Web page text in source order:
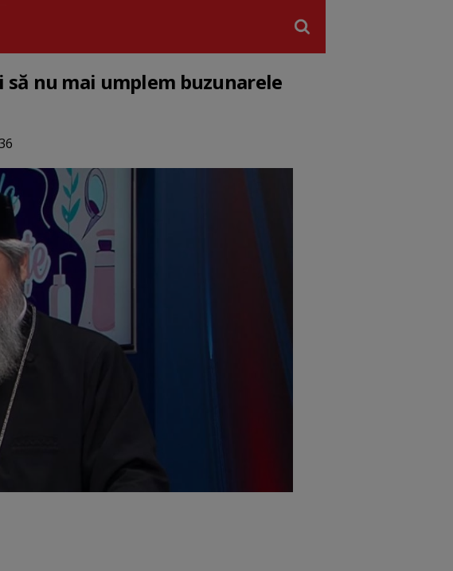
să nu mai umplem buzunarele